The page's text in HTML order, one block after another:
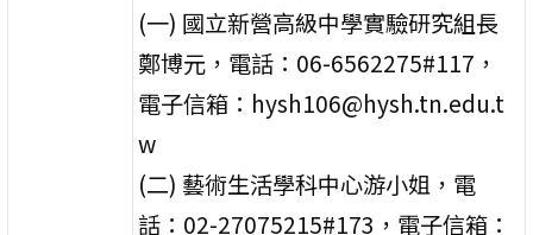
(一) 國立新營高級中學實驗研究組長
鄭博元，電話：06-6562275#117，
電子信箱：hysh106@hysh.tn.edu.t
w
(二) 藝術生活學科中心游小姐，電
話：02-27075215#173，電子信箱：